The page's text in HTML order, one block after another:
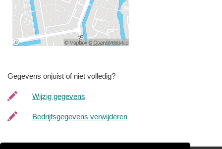
Gegevens onjuist of niet volledig?
Wijzig gegevens
Bedrijfsgegevens verwijderen